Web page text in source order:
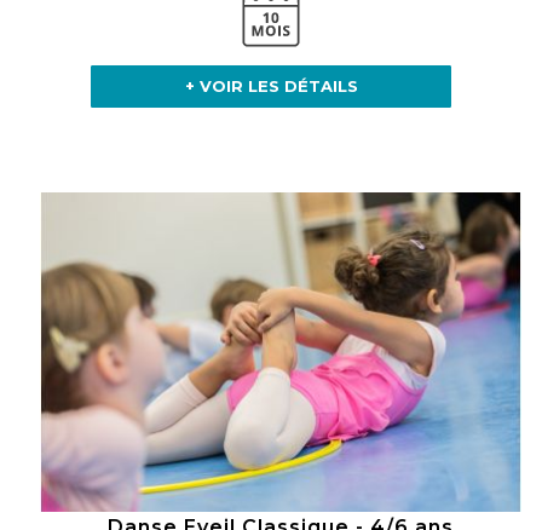
+ VOIR LES DÉTAILS